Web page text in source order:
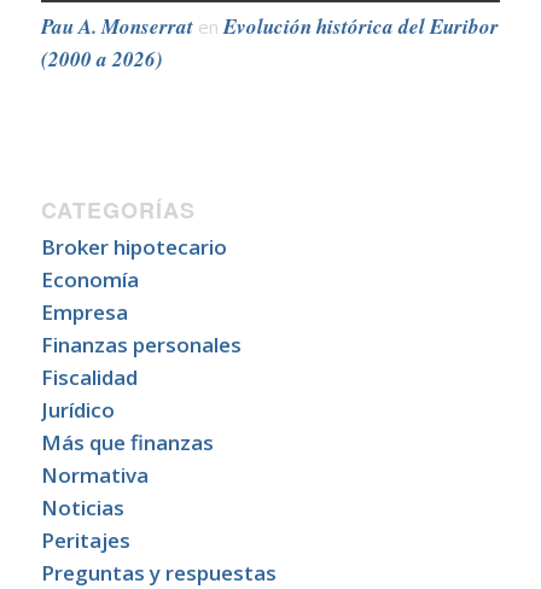
Pau A. Monserraten Evolución histórica del Euribor
(2000 a 2026)
CATEGORÍAS
Broker hipotecario
Economía
Empresa
Finanzas personales
Fiscalidad
Jurídico
Más que finanzas
Normativa
Noticias
Peritajes
Preguntas y respuestas